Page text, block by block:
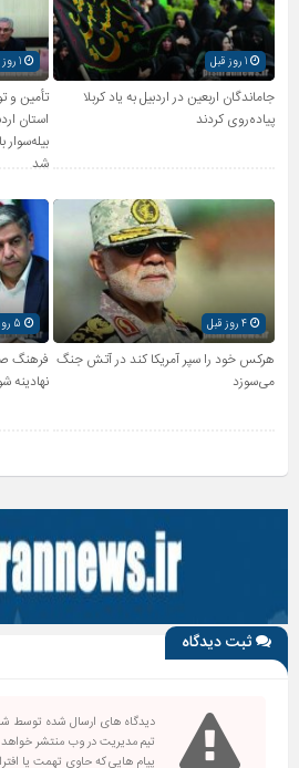
1 روز قبل
جاماندگان اربعین در اردبیل به یاد کربلا
پیاده‌روی کردند
استان
شد
4 روز قبل
هرکس خود را سپر آمریکا کند در آتش جنگ
می‌سوزد
فرهنگ
نهادینه
ثبت دیدگاه
دیدگاه های ارسال شده توسط
تیم مدیریت در وب منتشر
پیام هایی که حاوی تهمت یا